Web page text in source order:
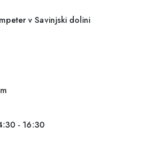
v Savinjski dolini
- 16:30